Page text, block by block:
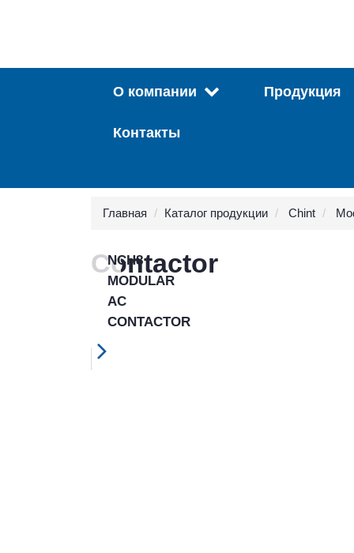
О компании Продукция
Контакты
Главная Каталог продукции Chint
Contactor
NCH8
MODULAR
AC
CONTACTOR